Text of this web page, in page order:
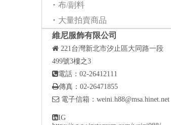
布/副料
大量拍賣商品
維尼服飾有限公司
 221台灣新北市汐止區大同路一段
499號3樓之3
電話：02-26412111
傳真：02-26471855
 電子信箱： weini.h88@msa.hinet.net
IG